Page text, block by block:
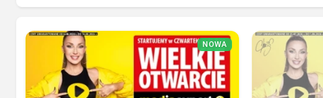
NOWA